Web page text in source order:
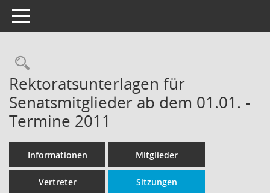
Toggle navigation
Rechercheauswahl
Rektoratsunterlagen für
Senatsmitglieder ab dem 01.01. -
Termine 2011
Informationen Mitglieder
Vertreter Sitzungen